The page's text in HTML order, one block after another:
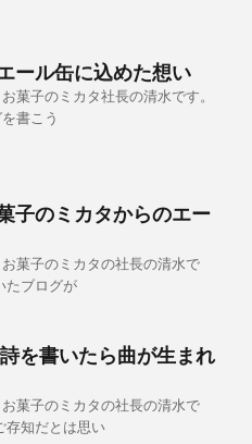
ール缶に込めた想い
菓子のミカタ社長の清水です。
書こう
子のミカタからのエー
お菓子のミカタの社長の清水で
たブログが
を書いたら曲が生まれ
お菓子のミカタの社長の清水で
存知だとは思い